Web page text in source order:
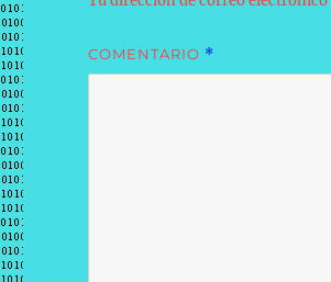
COMENTARIO *